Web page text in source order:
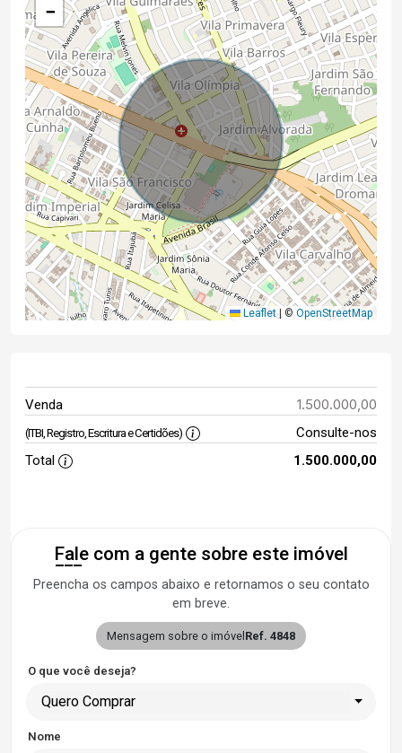
−
Leaflet © OpenStreetMap
Venda 1.500.000,00
(ITBI, Registro, Escritura e Certidões)
Consulte-nos
Total
1.500.000,00
Fale com a gente sobre este imóvel
Preencha os campos abaixo e retornamos o seu contato
em breve.
Mensagem sobre o imóvel Ref. 4848
O que você deseja?
Quero Comprar
Nome